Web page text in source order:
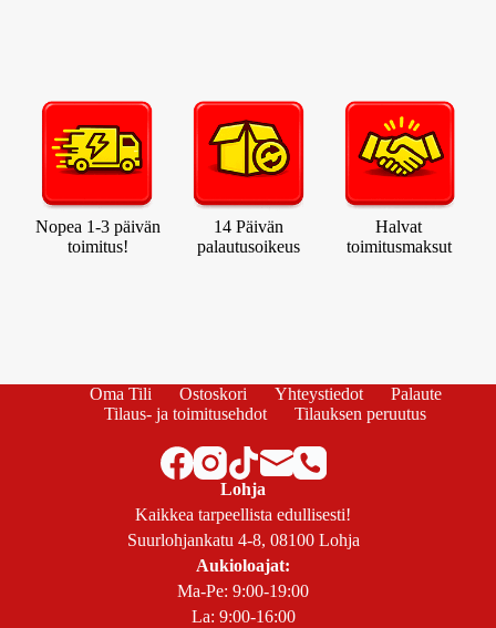
Nopea 1-3 päivän
toimitus!
14 Päivän
palautusoikeus
Halvat
toimitusmaksut
Oma Tili Ostoskori Yhteystiedot
Palaute
Tilaus- ja toimitusehdot
Tilauksen peruutus
Lohja
Kaikkea tarpeellista edullisesti!
Suurlohjankatu 4-8, 08100 Lohja
Aukioloajat:
Ma-Pe: 9:00-19:00
La: 9:00-16:00